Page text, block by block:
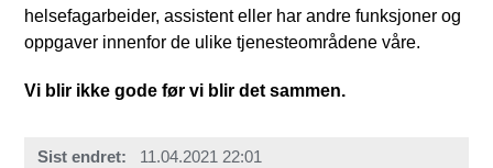
helsefagarbeider, assistent eller har andre funksjoner og
oppgaver innenfor de ulike tjenesteområdene våre.
Vi blir ikke gode før vi blir det sammen.
Sist endret 11.04.2021 22:01